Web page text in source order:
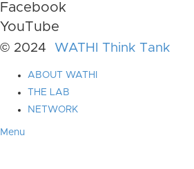
Facebook
YouTube
© 2024 WATHI Think Tank
ABOUT WATHI
THE LAB
NETWORK
Menu